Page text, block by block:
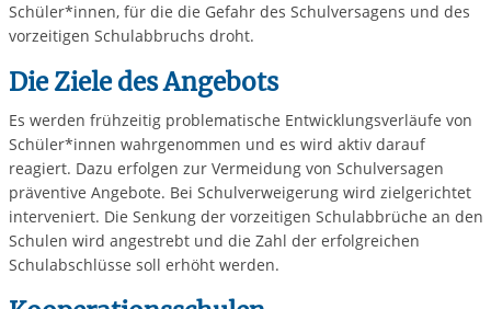
Schüler*innen, für die die Gefahr des Schulversagens und des
vorzeitigen Schulabbruchs droht.
Die Ziele des Angebots
Es werden frühzeitig problematische Entwicklungsverläufe von
Schüler*innen wahrgenommen und es wird aktiv darauf
reagiert. Dazu erfolgen zur Vermeidung von Schulversagen
präventive Angebote. Bei Schulverweigerung wird zielgerichtet
interveniert. Die Senkung der vorzeitigen Schulabbrüche an den
Schulen wird angestrebt und die Zahl der erfolgreichen
Schulabschlüsse soll erhöht werden.